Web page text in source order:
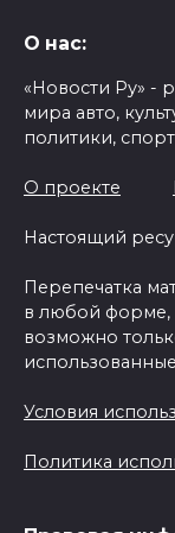
О нас:
«Новости Ру» -
мира авто,
политики,
О проекте
Настоящий
Перепечатка
в любой форме,
возможно
Условия
Политика